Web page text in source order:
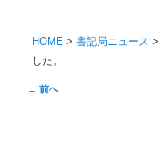
HOME > 書記局ニュース >
した。
投
ビ
← 前へ